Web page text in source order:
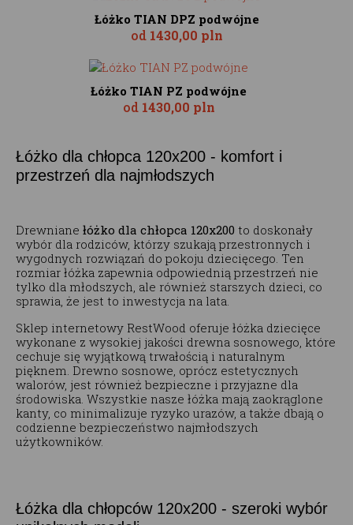
Łóżko TIAN DPZ podwójne
od 1430,00 pln
Łóżko TIAN PZ podwójne
od 1430,00 pln
Łóżko dla chłopca 120x200 - komfort i
przestrzeń dla najmłodszych
Drewniane łóżko dla chłopca 120x200 to doskonały
wybór dla rodziców, którzy szukają przestronnych i
wygodnych rozwiązań do pokoju dziecięcego. Ten
rozmiar łóżka zapewnia odpowiednią przestrzeń nie
tylko dla młodszych, ale również starszych dzieci, co
sprawia, że jest to inwestycja na lata.
Sklep internetowy RestWood oferuje łóżka dziecięce
wykonane z wysokiej jakości drewna sosnowego, które
cechuje się wyjątkową trwałością i naturalnym
pięknem. Drewno sosnowe, oprócz estetycznych
walorów, jest również bezpieczne i przyjazne dla
środowiska. Wszystkie nasze łóżka mają zaokrąglone
kanty, co minimalizuje ryzyko urazów, a także dbają o
codzienne bezpieczeństwo najmłodszych
użytkowników.
Łóżka dla chłopców 120x200 - szeroki wybór